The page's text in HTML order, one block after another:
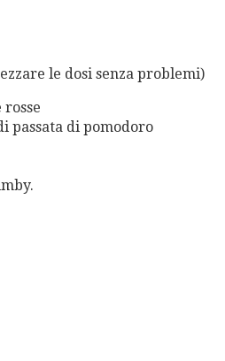
le dosi senza problemi)
passata di pomodoro